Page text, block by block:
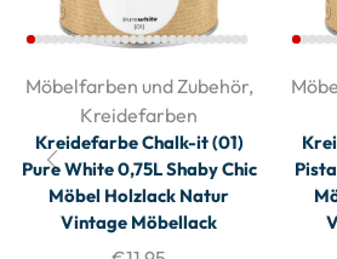
Möbelfarben und Zubehör,
Kreidefarben
Kreidefarbe Chalk-it (01)
Pure White 0,75L Shaby Chic
Möbel Holzlack Natur
Vintage Möbellack